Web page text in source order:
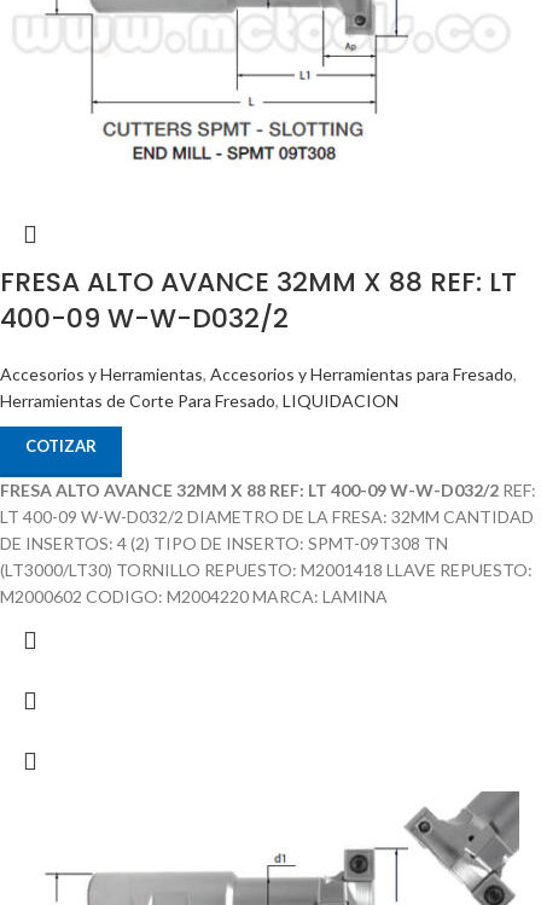
FRESA ALTO AVANCE 32MM X 88 REF: LT
400-09 W-W-D032/2
Accesorios y Herramientas, Accesorios y Herramientas para Fresado,
Herramientas de Corte Para Fresado, LIQUIDACION
COTIZAR
FRESA ALTO AVANCE 32MM X 88 REF: LT 400-09 W-W-D032/2 REF:
LT 400-09 W-W-D032/2 DIAMETRO DE LA FRESA: 32MM CANTIDAD
DE INSERTOS: 4 (2) TIPO DE INSERTO: SPMT-09T308 TN
(LT3000/LT30) TORNILLO REPUESTO: M2001418 LLAVE REPUESTO:
M2000602 CODIGO: M2004220 MARCA: LAMINA